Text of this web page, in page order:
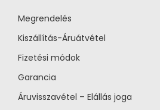
Megrendelés
Kiszállítás-Áruátvétel
Fizetési módok
Garancia
Áruvisszavétel – Elállás joga